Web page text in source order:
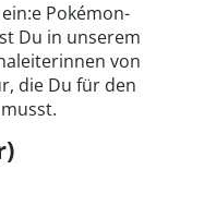
Pokémon-
Du in unserem
von
die Du für den